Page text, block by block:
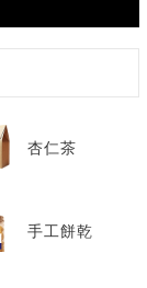
杏仁茶
手工餅乾